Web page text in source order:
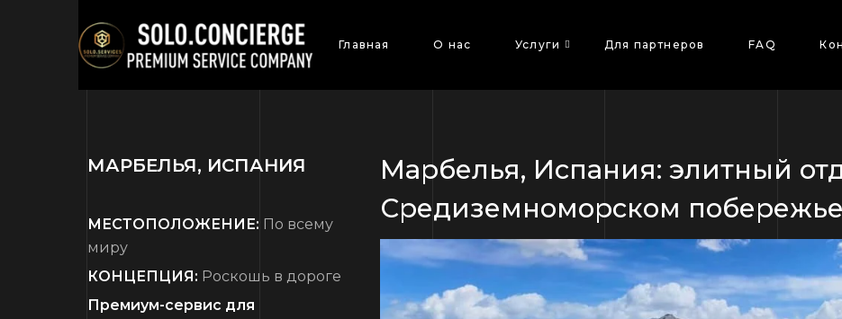
Главная О нас Услуги Для партнеров FAQ
МАРБЕЛЬЯ, ИСПАНИЯ
МЕСТОПОЛОЖЕНИЕ: По всему
миру
КОНЦЕПЦИЯ: Роскошь в дороге
Премиум-сервис для
Марбелья, Испания: элитный
Средиземноморском побережье